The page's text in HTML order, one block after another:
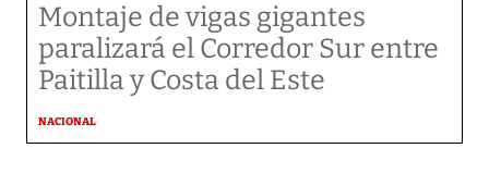
Montaje de vigas gigantes
paralizará el Corredor Sur entre
Paitilla y Costa del Este
NACIONAL